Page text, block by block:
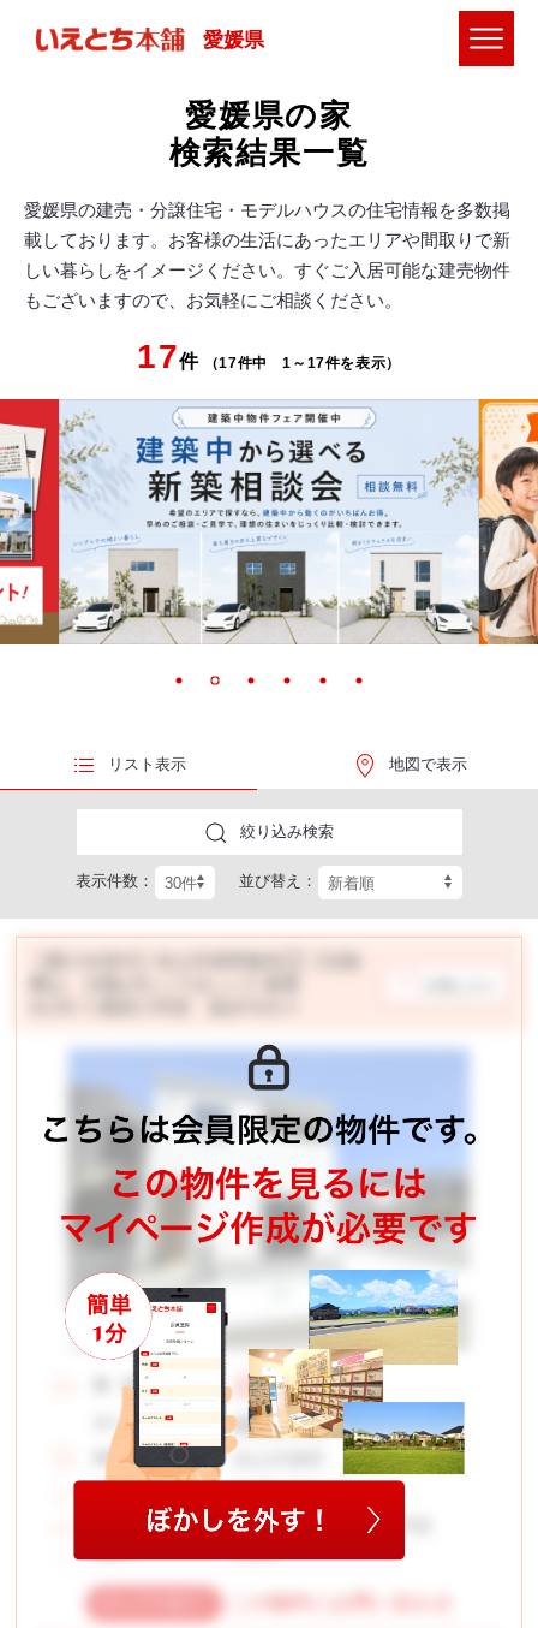
愛媛県
愛媛県の家
検索結果一覧
愛媛県の建売・分譲住宅・モデルハウスの住宅情報を多数掲
載しております。お客様の生活にあったエリアや間取りで新
しい暮らしをイメージください。すぐご入居可能な建売物件
もございますので、お気軽にご相談ください。
17件 （17件中 1～17件を表示）
リスト表示 地図で表示
絞り込み検索
表示件数： 並び替え：
価 格： 2,598万円
月々お支払い例 63,564円
所在地：
学校区： 桑原小学校 桑原中学校